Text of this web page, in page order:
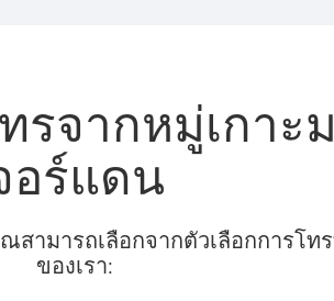
รจากหมู่เกาะ
อร์แดน
ามารถเลือกจากตัวเลือกการโ
ของเรา: